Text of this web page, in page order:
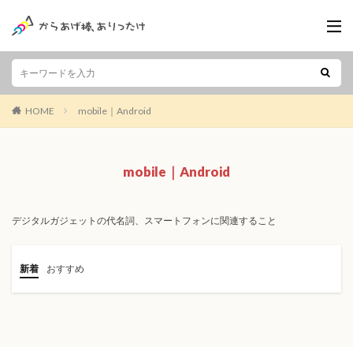
HOME mobile｜Android
mobile｜Android
デジタルガジェットの代名詞、スマートフォンに関連すること
新着 おすすめ